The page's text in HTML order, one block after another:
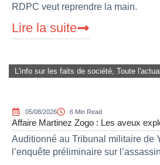
RDPC veut reprendre la main.
Lire la suite
L'info sur les faits de société, Toute
05/08/2026 6 Min Read
Affaire Martinez Zogo : Les aveux
Auditionné au Tribunal militaire de
l’enquête préliminaire sur